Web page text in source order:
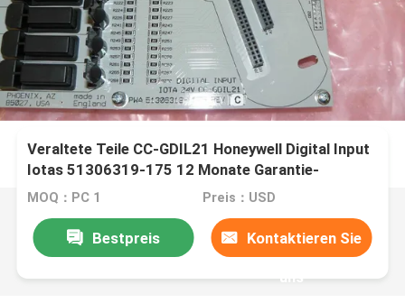
Veraltete Teile CC-GDIL21 Honeywell Digital Input
Iotas 51306319-175 12 Monate Garantie-
MOQ：PC 1 Preis：USD
Bestpreis Kontaktieren Sie
uns